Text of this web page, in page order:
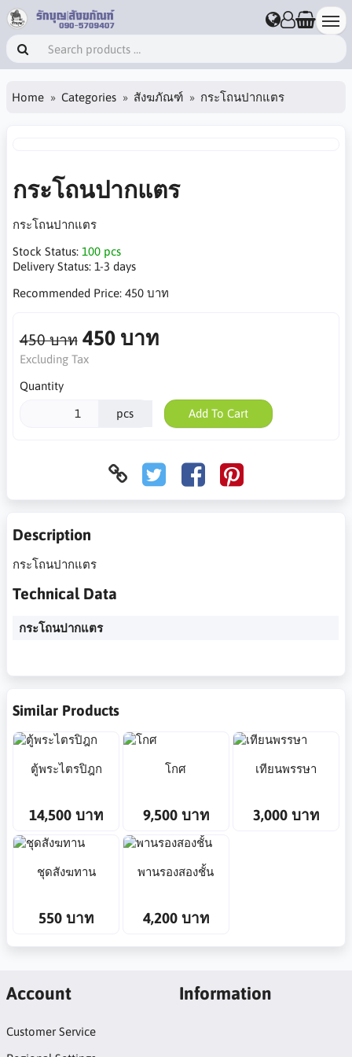
Home Categories สังฆภัณฑ์ กระโถนปากแตร
กระโถนปากแตร
กระโถนปากแตร
Stock Status: 100 pcs
Delivery Status: 1-3 days
Recommended Price: 450 บาท
450 บาท 450 บาท
Excluding Tax
Quantity
pcs Add To Cart
Description
กระโถนปากแตร
Technical Data
กระโถนปากแตร
Similar Products
ตู้พระไตรปิฎก
14,500 บาท
โกศ
9,500 บาท
เทียนพรรษา
3,000 บาท
ชุดสังฆทาน
550 บาท
พานรองสองชั้น
4,200 บาท
Account
Customer Service
Information